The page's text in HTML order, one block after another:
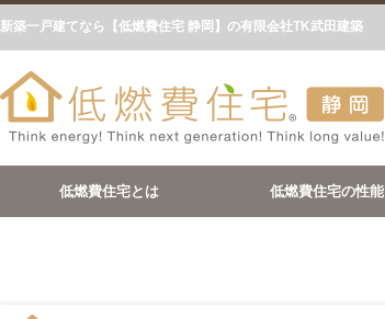
新築一戸建てなら【低燃費住宅 静岡】の有限会社TK武田建築
低燃費住宅とは 低燃費住宅の性能